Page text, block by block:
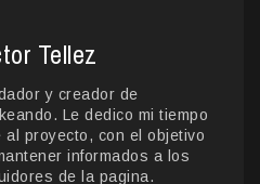
Tellez
y creador de
Le dedico mi tiempo
al proyecto, con el objetivo
informados a los
de la pagina.